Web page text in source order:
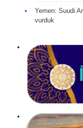
Yemen: Suudi
vurduk